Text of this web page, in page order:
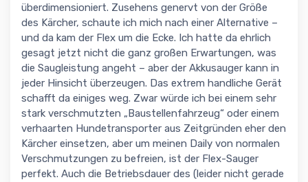
überdimensioniert. Zusehens genervt von der Größe
des Kärcher, schaute ich mich nach einer Alternative –
und da kam der Flex um die Ecke. Ich hatte da ehrlich
gesagt jetzt nicht die ganz großen Erwartungen, was
die Saugleistung angeht – aber der Akkusauger kann in
jeder Hinsicht überzeugen. Das extrem handliche Gerät
schafft da einiges weg. Zwar würde ich bei einem sehr
stark verschmutzten „Baustellenfahrzeug“ oder einem
verhaarten Hundetransporter aus Zeitgründen eher den
Kärcher einsetzen, aber um meinen Daily von normalen
Verschmutzungen zu befreien, ist der Flex-Sauger
perfekt. Auch die Betriebsdauer des (leider nicht gerade